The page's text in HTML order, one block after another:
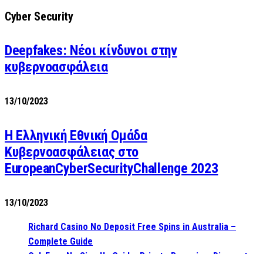
Cyber Security
Deepfakes: Νέοι κίνδυνοι στην
κυβερνοασφάλεια
13/10/2023
Η Ελληνική Εθνική Ομάδα
Κυβερνοασφάλειας στο
EuropeanCyberSecurityChallenge 2023
13/10/2023
Richard Casino No Deposit Free Spins in Australia –
Complete Guide